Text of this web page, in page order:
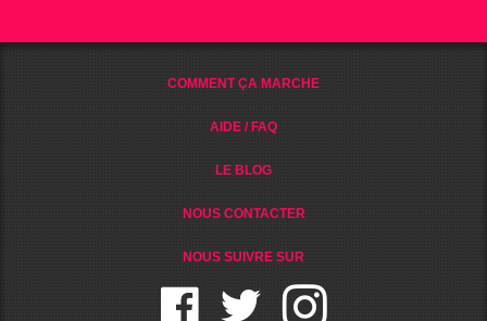
COMMENT ÇA MARCHE
AIDE / FAQ
LE BLOG
NOUS CONTACTER
NOUS SUIVRE SUR